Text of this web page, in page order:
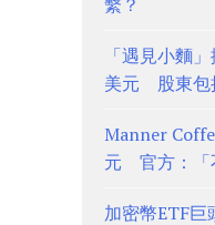
「遇見小麵
美元 股東包
Manner
元 官方：「
加密幣ETF